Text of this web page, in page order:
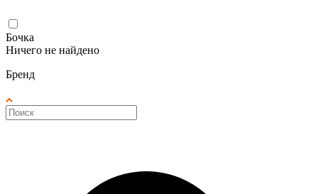
Бочка
Ничего не найдено
Бренд